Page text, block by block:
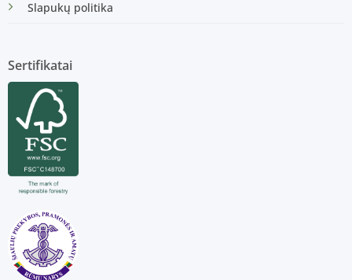
Slapukų politika
Sertifikatai